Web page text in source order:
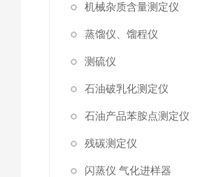
机械杂质含量测定仪
蒸馏仪、馏程仪
测硫仪
石油破乳化测定仪
石油产品苯胺点测定仪
残碳测定仪
闪蒸仪 气化进样器